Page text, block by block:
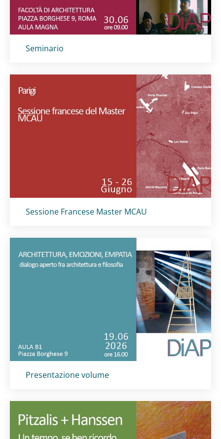
Titolo card
Seminario
Titolo card:
Sessione Francese Master MCAU
Titolo card:
Presentazione volume